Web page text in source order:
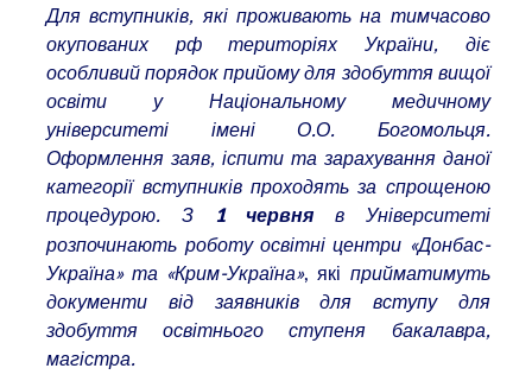
Для вступників, які проживають на тимчасово
окупованих рф територіях України, діє
особливий порядок прийому для здобуття вищої
освіти у Національному медичному
університеті імені О.О. Богомольця.
Оформлення заяв, іспити та зарахування даної
категорії вступників проходять за спрощеною
процедурою. З
1 червня
в Університеті
розпочинають роботу освітні центри «Донбас-
Україна» та «Крим-Україна», які прийматимуть
документи від заявників для вступу для
здобуття освітнього ступеня бакалавра,
магістра.